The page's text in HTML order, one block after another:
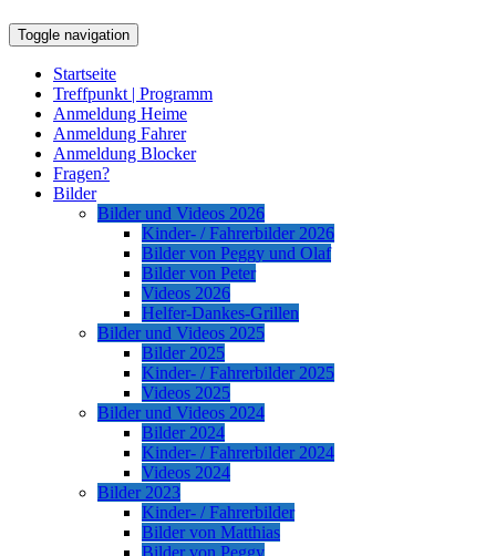
Toggle navigation
Startseite
Treffpunkt | Programm
Anmeldung Heime
Anmeldung Fahrer
Anmeldung Blocker
Fragen?
Bilder
Bilder und Videos 2026
Kinder- / Fahrerbilder 2026
Bilder von Peggy und Olaf
Bilder von Peter
Videos 2026
Helfer-Dankes-Grillen
Bilder und Videos 2025
Bilder 2025
Kinder- / Fahrerbilder 2025
Videos 2025
Bilder und Videos 2024
Bilder 2024
Kinder- / Fahrerbilder 2024
Videos 2024
Bilder 2023
Kinder- / Fahrerbilder
Bilder von Matthias